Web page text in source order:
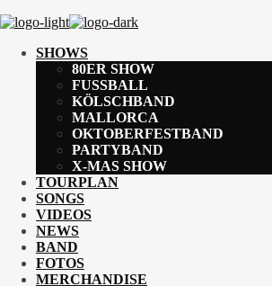
SHOWS
80ER SHOW
FUSSBALL
KÖLSCHBAND
MALLORCA
OKTOBERFESTBAND
PARTYBAND
X-MAS SHOW
TOURPLAN
SONGS
VIDEOS
NEWS
BAND
FOTOS
MERCHANDISE